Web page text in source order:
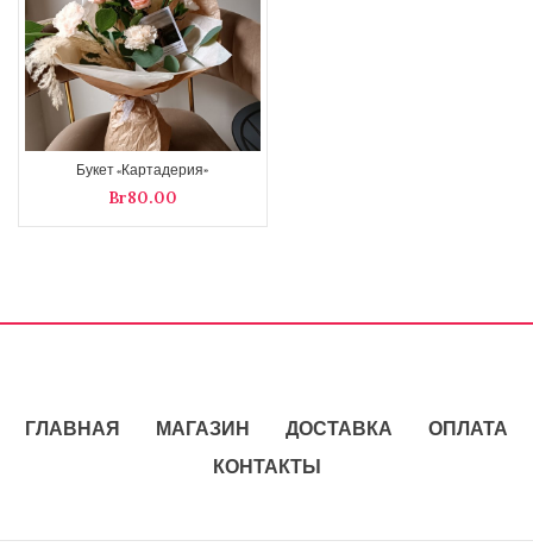
Букет «Картадерия»
Br
ГЛАВНАЯ МАГАЗИН ДОСТАВКА
ОПЛАТА
КОНТАКТЫ